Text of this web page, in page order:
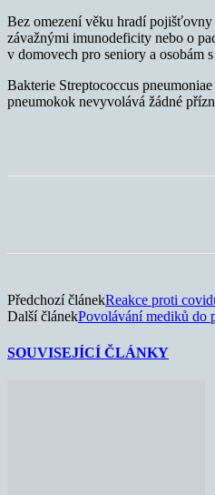
Bez omezení věku hradí
závažnými imunodeficity nebo o
v domovech pro seniory a osobám
Bakterie Streptococcus
pneumokok nevyvolává žádné
Předchozí článekReakce proti
Další článekPovolávání mediků do
SOUVISEJÍCÍ ČLÁNKY